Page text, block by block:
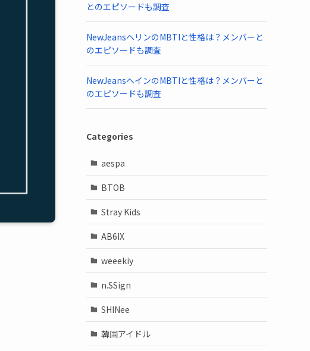
とのエピソードも調査
NewJeansヘリンのMBTIと性格は？メンバーと
のエピソードも調査
NewJeansヘインのMBTIと性格は？メンバーと
のエピソードも調査
Categories
aespa
BTOB
Stray Kids
AB6IX
weeekiy
n.SSign
SHINee
韓国アイドル